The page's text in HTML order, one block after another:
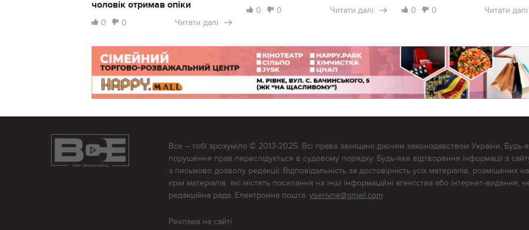
чоловік отримав опіки
0 0 Читати далі
0 0 Читати далі 0 0 Читати далі
Все – тобі зрозуміло © 2013-2025. Всі права захищені діючим законодавством України. Будь-
порушення прав переслідується в судовому порядку. Будь-яке відтворення інформації з
з письмово дозволу редакції. Відповідальність за достовірність усіх матеріалів, розміщених на
крім матеріалів, які містять посилання на інші інформаційні агентства або інтернет-видання,
редакційна рада. Електронна пошта: vserivne@gmail.com
Реклама на сайті